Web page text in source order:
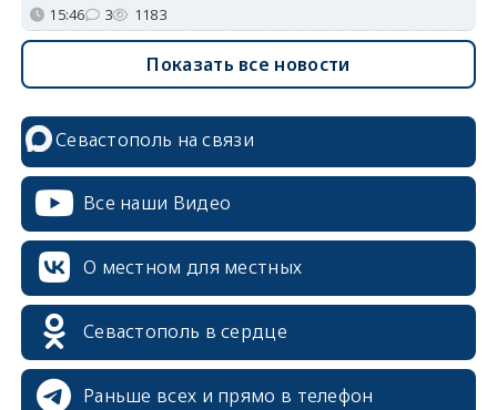
15:46 3 1183
Показать все новости
Севастополь на связи
Все наши Видео
О местном для местных
Севастополь в сердце
Раньше всех и прямо в телефон